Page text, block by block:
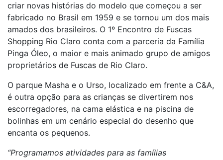
criar novas histórias do modelo que começou a ser
fabricado no Brasil em 1959 e se tornou um dos mais
amados dos brasileiros. O 1º Encontro de Fuscas
Shopping Rio Claro conta com a parceria da Família
Pinga Óleo, o maior e mais animado grupo de amigos
proprietários de Fuscas de Rio Claro.
O parque Masha e o Urso, localizado em frente a C&A,
é outra opção para as crianças se divertirem nos
escorregadores, na cama elástica e na piscina de
bolinhas em um cenário especial do desenho que
encanta os pequenos.
“Programamos atividades para as famílias